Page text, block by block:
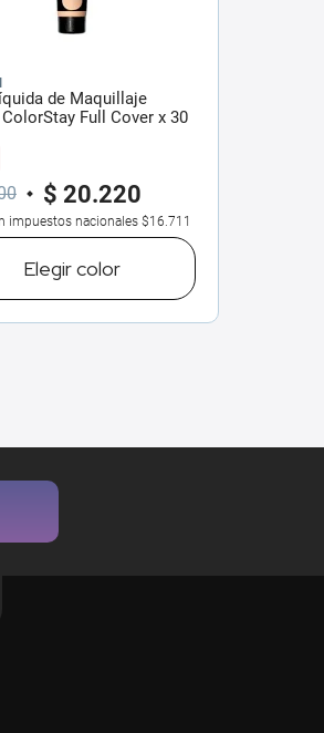
de Maquillaje
Full Cover x 30
$ 20.220
impuestos nacionales $16.711
Elegircolor